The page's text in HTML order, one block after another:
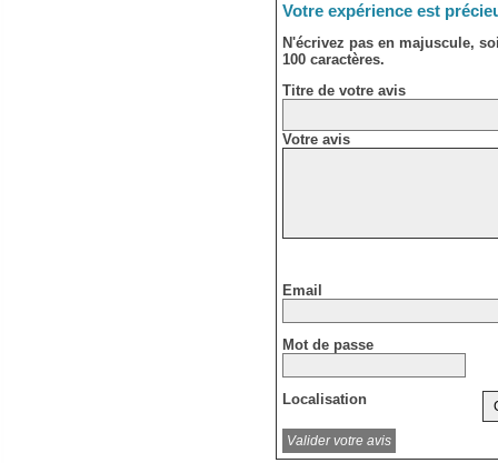
Votre expérience est
N'écrivez pas en majuscule,
100 caractères.
Titre de votre avis
Votre avis
Email
Mot de passe
Localisation